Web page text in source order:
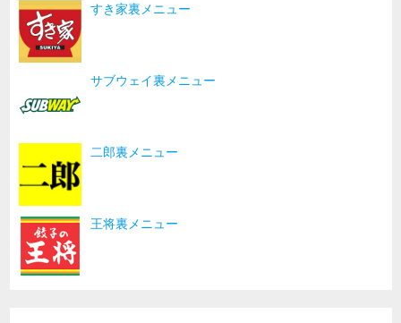
すき家裏メニュー
サブウェイ裏メニュー
二郎裏メニュー
王将裏メニュー